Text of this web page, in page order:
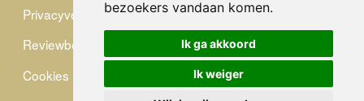
bezoekers vandaan komen.
Ik ga akkoord
Ik weiger
Privacyverklaring
Reviewbeleid
Cookies